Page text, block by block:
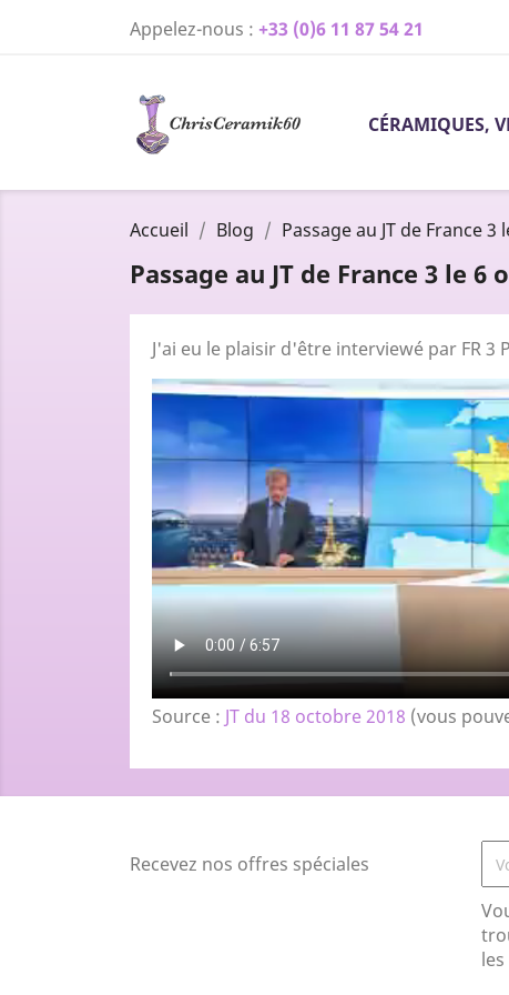
Appelez-nous : +33 (0)6 11 87 54 21
CÉRAMIQUES,
Accueil Blog Passage au JT de France 3
Passage au JT de France 3 le 6
J'ai eu le plaisir d'être interviewé par FR
Source : JT du 18 octobre 2018 (vous
Recevez nos offres spéciales